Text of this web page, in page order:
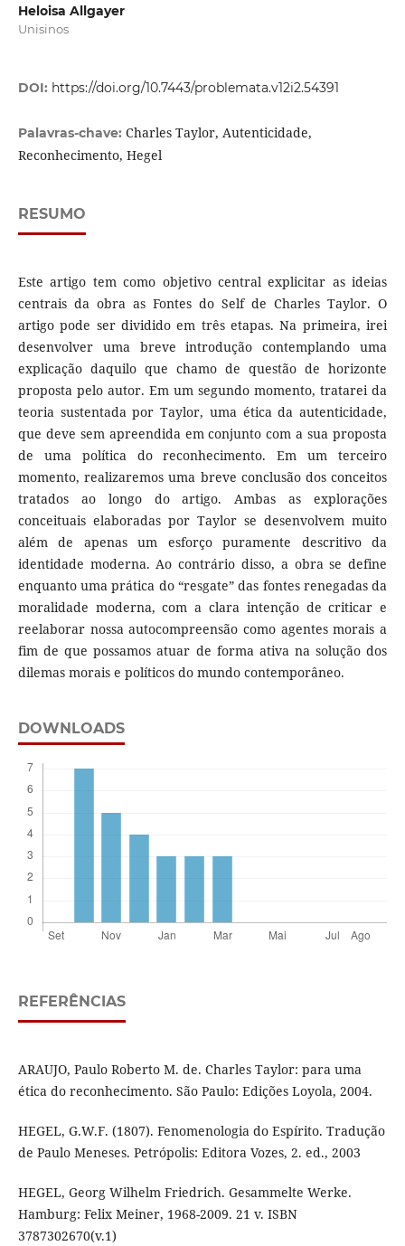
Heloisa Allgayer
Unisinos
DOI: https://doi.org/10.7443/problemata.v12i2.54391
Palavras-chave: Charles Taylor, Autenticidade,
Reconhecimento, Hegel
RESUMO
Este artigo tem como objetivo central explicitar as ideias
centrais da obra as Fontes do Self de Charles Taylor. O
artigo pode ser dividido em três etapas. Na primeira, irei
desenvolver uma breve introdução contemplando uma
explicação daquilo que chamo de questão de horizonte
proposta pelo autor. Em um segundo momento, tratarei da
teoria sustentada por Taylor, uma ética da autenticidade,
que deve sem apreendida em conjunto com a sua proposta
de uma política do reconhecimento. Em um terceiro
momento, realizaremos uma breve conclusão dos conceitos
tratados ao longo do artigo. Ambas as explorações
conceituais elaboradas por Taylor se desenvolvem muito
além de apenas um esforço puramente descritivo da
identidade moderna. Ao contrário disso, a obra se define
enquanto uma prática do “resgate” das fontes renegadas da
moralidade moderna, com a clara intenção de criticar e
reelaborar nossa autocompreensão como agentes morais a
fim de que possamos atuar de forma ativa na solução dos
dilemas morais e políticos do mundo contemporâneo.
DOWNLOADS
REFERÊNCIAS
ARAUJO, Paulo Roberto M. de. Charles Taylor: para uma
ética do reconhecimento. São Paulo: Edições Loyola, 2004.
HEGEL, G.W.F. (1807). Fenomenologia do Espírito. Tradução
de Paulo Meneses. Petrópolis: Editora Vozes, 2. ed., 2003
HEGEL, Georg Wilhelm Friedrich. Gesammelte Werke.
Hamburg: Felix Meiner, 1968-2009. 21 v. ISBN
3787302670(v.1)